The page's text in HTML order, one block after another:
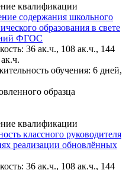
квалификации
содержания школьного
образования в свете
ФГОС
36 ак.ч., 108 ак.ч., 144
обучения: 6 дней,
образца
квалификации
классного руководителя
реализации обновлённых
36 ак.ч., 108 ак.ч., 144